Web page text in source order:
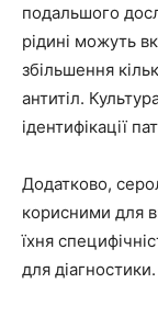
подальшого
рідині можуть
збільшення
антитіл.
ідентифікації
Додатково,
корисними для
їхня
для діагностики.